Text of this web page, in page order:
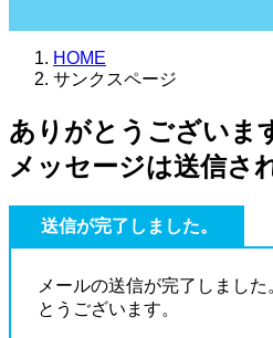
HOME
サンクスページ
ありがとうございま
メッセージは送信さ
送信が完了しました。
メールの送信が完了しまし
とうございます。